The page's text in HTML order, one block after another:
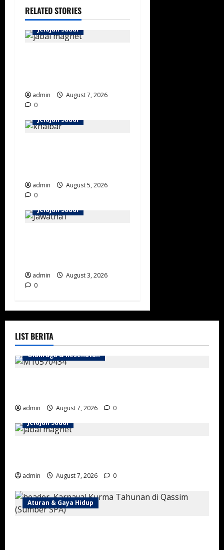
RELATED STORIES
Jelajah Saudi
admin
August 7, 2026
0
Jelajah Saudi
admin
August 5, 2026
0
Jelajah Saudi
admin
August 3, 2026
0
LIST BERITA
Olahraga & Kesehatan
admin August 7, 2026
0
Jelajah Saudi
admin August 7, 2026 0
Aturan & Gaya Hidup